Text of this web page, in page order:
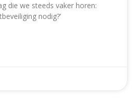
die we steeds vaker horen:
nodig?’